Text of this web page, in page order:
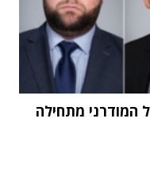
המודרני מתחילה